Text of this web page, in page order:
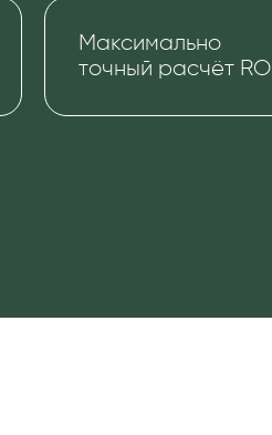
Максимально
точный расчёт ROI